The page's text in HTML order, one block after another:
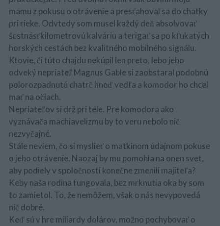
mamu z pokusu o otrávenie a presťahoval sa do chatky
pri rieke. Odvtedy som musel každý deň absolvovať
šestnásťkilometrovú kalváriu a terigať sa po kľukatých
horských cestách bez kvalitného mobilného signálu.
Ktovie, či túto chajdu nekúpil len preto, lebo jeho
odveký nepriateľ Magnus Gable si zaobstaral podobnú
polorozpadnutú chatrč hneď vedľa a komodor ho chcel
mať na očiach.
Nepriateľov si drž pri tele. Pre komodora ako
vyznávača machiavelizmu by to veru nebolo nič
nezvyčajné.
Stále neviem, čo si myslieť o matkinom údajnom pokuse
o jeho otrávenie. Naozaj by mu pomohla na onen svet,
aby podiely v spoločnosti konečne zmenili majiteľa?
Keby naša rodina fungovala, bez mrknutia oka by som
to zamietol. To, že nemôžem, však o nás nevypovedá
nič dobré.
Keď sú v hre miliardy dolárov, možno pochybovať o